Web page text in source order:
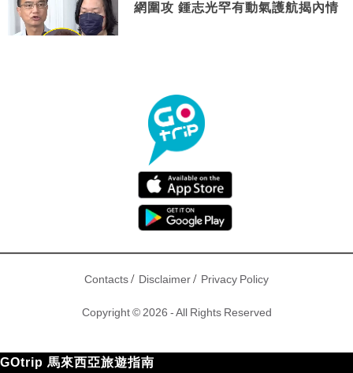
網圍攻 鍾志光罕有動氣護航揭內情
Contacts/ Disclaimer/ Privacy Policy
Copyright © 2026 - All Rights Reserved
GOtrip 馬來西亞旅遊指南